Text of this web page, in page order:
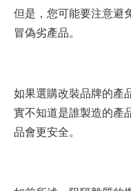
但是，您可能要注意避
冒偽劣產品。
如果選購改裝品牌的產
實不知道是誰製造的產
品會更安全。